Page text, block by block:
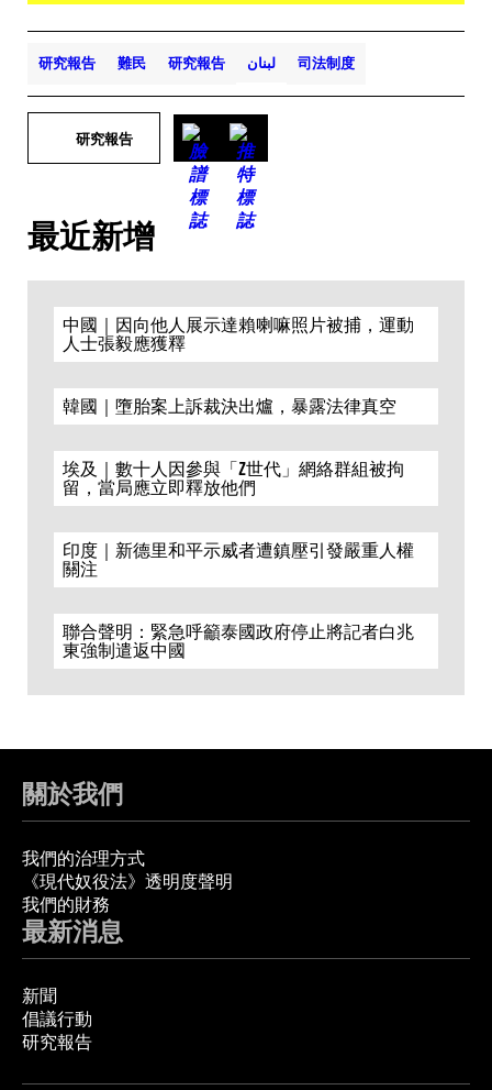
研究報告 難民 研究報告 لبنان 司法制度
研究報告
最近新增
中國｜因向他人展示達賴喇嘛照片被捕，運動
人士張毅應獲釋
韓國｜墮胎案上訴裁決出爐，暴露法律真空
埃及｜數十人因參與「Z世代」網絡群組被拘
留，當局應立即釋放他們
印度｜新德里和平示威者遭鎮壓引發嚴重人權
關注
聯合聲明：緊急呼籲泰國政府停止將記者白兆
東強制遣返中國
關於我們
我們的治理方式
《現代奴役法》透明度聲明
我們的財務
最新消息
新聞
倡議行動
研究報告